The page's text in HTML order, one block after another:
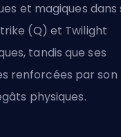
et magiques dans
(Q) et Twilight
tandis que ses
renforcées par son
physiques.